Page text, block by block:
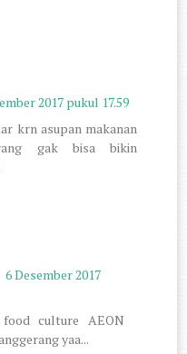
2017 pukul 17.59
krn asupan makanan
gak bisa bikin
6 Desember 2017
culture AEON
yaa...